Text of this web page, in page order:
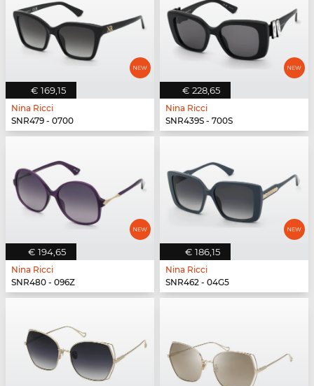
€ 169,15
Nina Ricci
SNR479 - 0700
€ 228,65
Nina Ricci
SNR439S - 700S
€ 194,65
Nina Ricci
SNR480 - 096Z
€ 186,15
Nina Ricci
SNR462 - 04G5